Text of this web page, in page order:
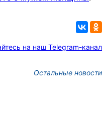
на наш Telegram-канал
Остальные новости